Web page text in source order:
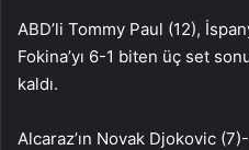
ABD’li Tommy Paul (12),
Fokina’yı 6-1 biten üç set
kaldı.
Alcaraz’ın Novak Djokovic